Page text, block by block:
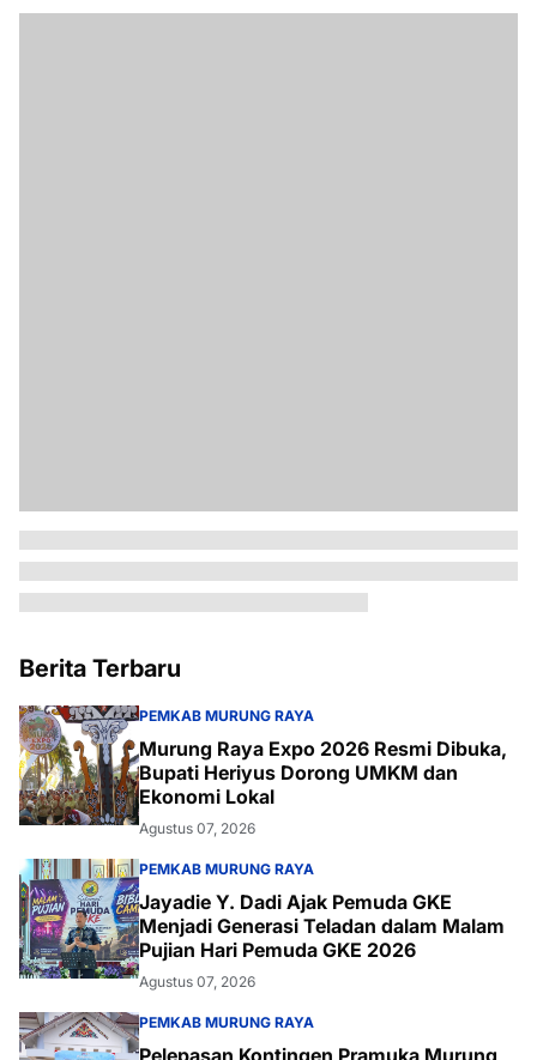
Berita Terbaru
PEMKAB MURUNG RAYA
Murung Raya Expo 2026 Resmi Dibuka,
Bupati Heriyus Dorong UMKM dan
Ekonomi Lokal
Agustus 07, 2026
PEMKAB MURUNG RAYA
Jayadie Y. Dadi Ajak Pemuda GKE
Menjadi Generasi Teladan dalam Malam
Pujian Hari Pemuda GKE 2026
Agustus 07, 2026
PEMKAB MURUNG RAYA
Pelepasan Kontingen Pramuka Murung